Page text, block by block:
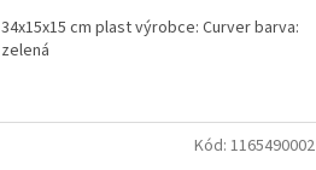
34x15x15 cm plast výrobce: Curver barva:
zelená
Kód: 1165490002